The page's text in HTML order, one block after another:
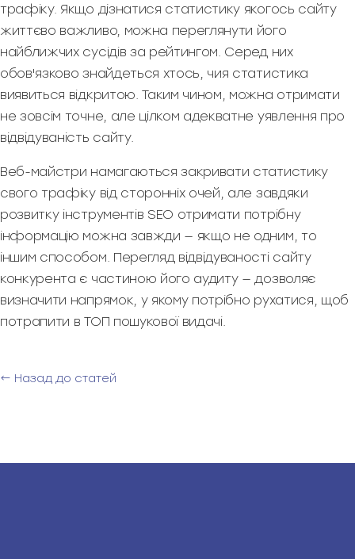
трафіку. Якщо дізнатися статистику якогось сайту
життєво важливо, можна переглянути його
найближчих сусідів за рейтингом. Серед них
обов'язково знайдеться хтось, чия статистика
виявиться відкритою. Таким чином, можна отримати
не зовсім точне, але цілком адекватне уявлення про
відвідуваність сайту.
Веб-майстри намагаються закривати статистику
свого трафіку від сторонніх очей, але завдяки
розвитку інструментів SEO отримати потрібну
інформацію можна завжди — якщо не одним, то
іншим способом. Перегляд відвідуваності сайту
конкурента є частиною його аудиту — дозволяє
визначити напрямок, у якому потрібно рухатися, щоб
потрапити в ТОП пошукової видачі.
← Назад до статей